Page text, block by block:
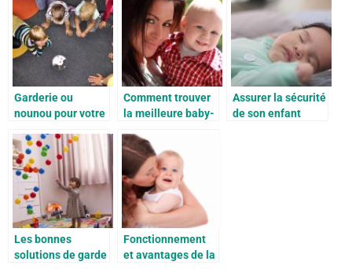
Garderie ou
nounou pour votre
Comment trouver
la meilleure baby-
Assurer la sécurité
de son enfant
Les bonnes
solutions de garde
Fonctionnement
et avantages de la